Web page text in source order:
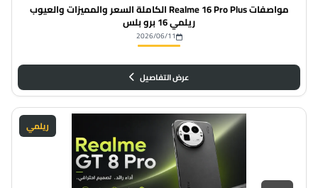
مواصفات Realme 16 Pro Plus الكاملة السعر والمميزات والعيوب
ريلمي 16 برو بلس
2026/06/11
عرض التفاصيل
ريلمي